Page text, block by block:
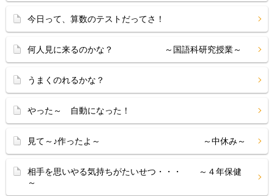
今日って、算数のテストだってさ！
何人見に来るのかな？ ～国語科研究授業～
うまくのれるかな？
やった～ 自動になった！
見て～♪作ったよ～ ～中休み～
相手を思いやる気持ちがたいせつ・・・ ～４年保健
～